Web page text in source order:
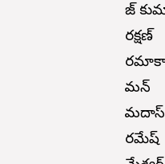
రాజ్
రక్షణ్
రామన్
రామదాస్
రమేష్